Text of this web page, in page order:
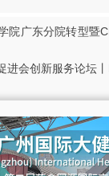
院广东分院转型暨
进会创新服务论坛